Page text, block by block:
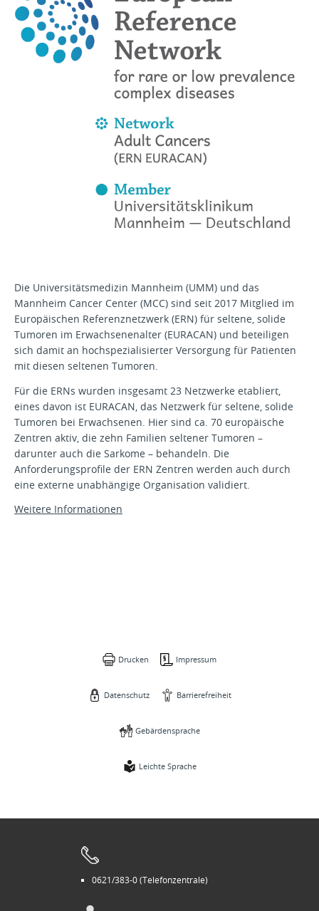
Die Universitätsmedizin Mannheim (UMM) und das
Mannheim Cancer Center (MCC) sind seit 2017 Mitglied im
Europäischen Referenznetzwerk (ERN) für seltene, solide
Tumoren im Erwachsenenalter (EURACAN) und beteiligen
sich damit an hochspezialisierter Versorgung für Patienten
mit diesen seltenen Tumoren.
Für die ERNs wurden insgesamt 23 Netzwerke etabliert,
eines davon ist EURACAN, das Netzwerk für seltene, solide
Tumoren bei Erwachsenen. Hier sind ca. 70 europäische
Zentren aktiv, die zehn Familien seltener Tumoren –
darunter auch die Sarkome – behandeln. Die
Anforderungsprofile der ERN Zentren werden auch durch
eine externe unabhängige Organisation validiert.
Weitere Informationen
Drucken Impressum
Datenschutz Barrierefreiheit
Gebärdensprache
Leichte Sprache
0621/383-0 (Telefonzentrale)